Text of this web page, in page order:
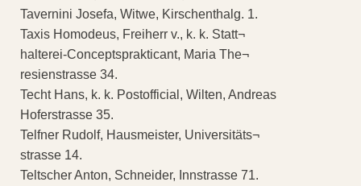
Tavernini Josefa, Witwe, Kirschenthalg. 1.
Taxis Homodeus, Freiherr v., k. k. Statt¬
halterei-Conceptsprakticant, Maria The¬
resienstrasse 34.
Techt Hans, k. k. Postofficial, Wilten, Andreas
Hoferstrasse 35.
Telfner Rudolf, Hausmeister, Universitäts¬
strasse 14.
Teltscher Anton, Schneider, Innstrasse 71.